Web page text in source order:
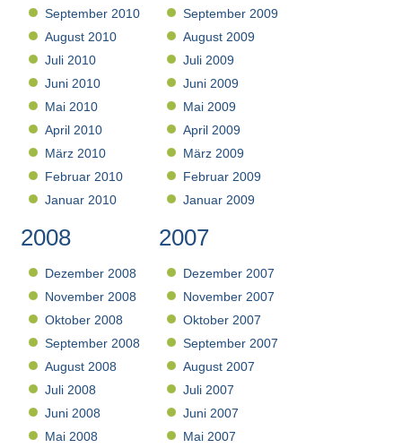
September 2010
August 2010
Juli 2010
Juni 2010
Mai 2010
April 2010
März 2010
Februar 2010
Januar 2010
September 2009
August 2009
Juli 2009
Juni 2009
Mai 2009
April 2009
März 2009
Februar 2009
Januar 2009
2008
Dezember 2008
November 2008
Oktober 2008
September 2008
August 2008
Juli 2008
Juni 2008
Mai 2008
2007
Dezember 2007
November 2007
Oktober 2007
September 2007
August 2007
Juli 2007
Juni 2007
Mai 2007